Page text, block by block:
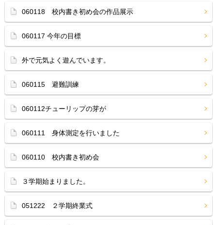
060118 校内書き初め会の作品展示
060117 今年の目標
外で元気よく遊んでいます。
060115 避難訓練
060112チューリップの芽が
060111 身体測定を行いました
060110 校内書き初め会
３学期始まりました。
051222 ２学期終業式